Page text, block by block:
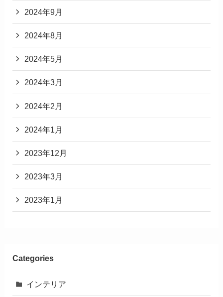
2024年9月
2024年8月
2024年5月
2024年3月
2024年2月
2024年1月
2023年12月
2023年3月
2023年1月
Categories
インテリア